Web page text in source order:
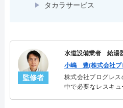
タカラサービス
監修者
水道設備業者 給湯
小嶋 豊(株式会社プ
株式会社プログレ
中で必要なレスキ